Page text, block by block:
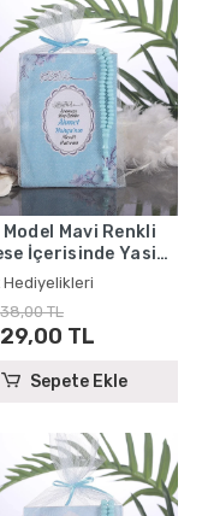
Mavi Renkli
İçerisinde Yasin
ve Tesbih - Mevlüt
Hediyelikleri
38,00 TL
29,00 TL
Sepete Ekle